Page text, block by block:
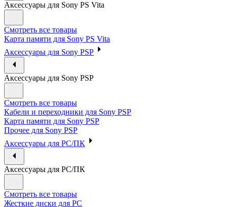
Аксессуары для Sony PS Vita
Смотреть все товары
Карта памяти для Sony PS Vita
Аксессуары для Sony PSP
Аксессуары для Sony PSP
Смотреть все товары
Кабели и переходники для Sony PSP
Карта памяти для Sony PSP
Прочее для Sony PSP
Аксессуары для PC/ПК
Аксессуары для PC/ПК
Смотреть все товары
Жесткие диски для PC